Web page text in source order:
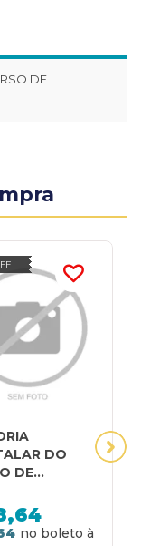
DE
DO
DE
-
DE
- 2